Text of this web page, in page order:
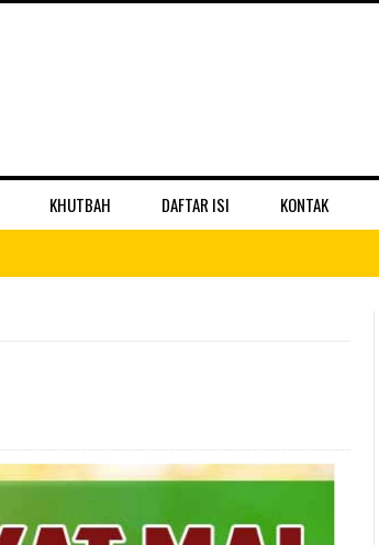
KHUTBAH DAFTAR ISI KONTAK